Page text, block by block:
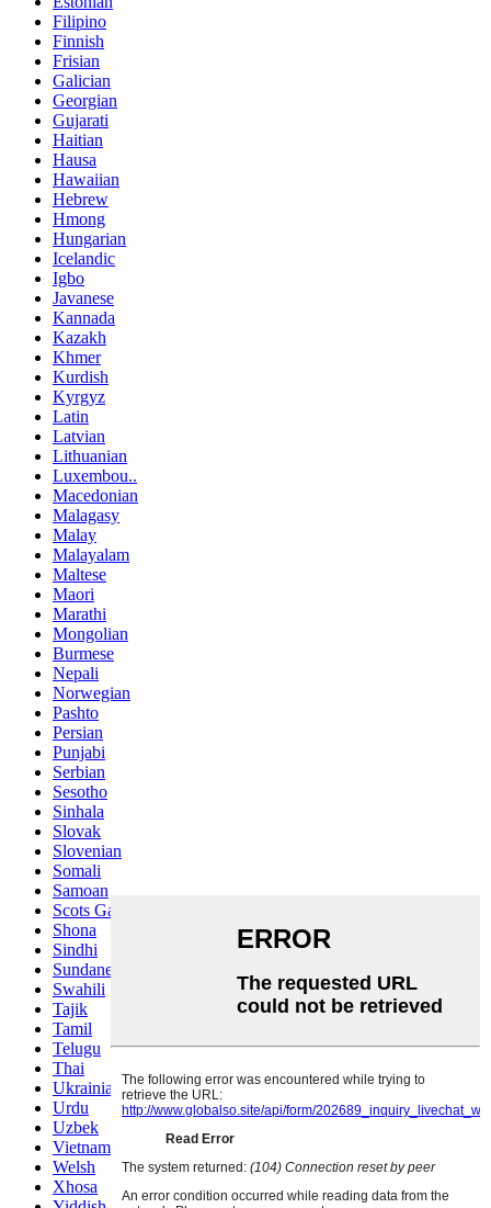
Filipino
Finnish
Frisian
Galician
Georgian
Gujarati
Haitian
Hausa
Hawaiian
Hebrew
Hmong
Hungarian
Icelandic
Igbo
Javanese
Kannada
Kazakh
Khmer
Kurdish
Kyrgyz
Latin
Latvian
Lithuanian
Luxembou..
Macedonian
Malagasy
Malay
Malayalam
Maltese
Maori
Marathi
Mongolian
Burmese
Nepali
Norwegian
Pashto
Persian
Punjabi
Serbian
Sesotho
Sinhala
Slovak
Slovenian
Somali
Samoan
Scots Gaelic
Shona
Sindhi
Sundanese
Swahili
Tajik
Tamil
Telugu
Thai
Ukrainian
Urdu
Uzbek
Vietnamese
Welsh
Xhosa